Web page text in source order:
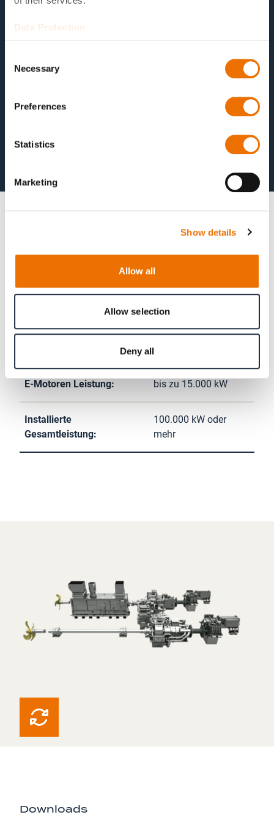
Data Protection
Selection
Necessary
Preferences
Statistics
Marketing
Show details
Allow all
Allow selection
Deny all
für den perfekten Zahneingriff und optionaler
Erhältlich in mehreren verschiedenen
Ausführungen, darunter als CODAG oder
CODOG, CODELAG oder CODELOG, COGAG
oder COGOG. Cross-Connect-Getriebe sind
Technische Daten
Dieselmotoren Leistung: bis zu 20.000 kW
Gasturbinen Leistung: bis zu 40.000 kW
E-Motoren Leistung: bis zu 15.000 kW
Installierte
Gesamtleistung:
100.000 kW oder
mehr
Downloads